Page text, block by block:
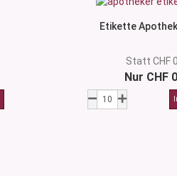
Etikette
Statt CHF
Nur CHF